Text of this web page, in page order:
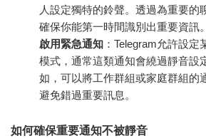
人設定獨特的鈴聲。透過為重要的
確保你能第一時間識別出重要資訊。
啟用緊急通知 ：Telegram允許設定
模式，通常這類通知會繞過靜音設
如，可以將工作群組或家庭群組的
避免錯過重要訊息。
如何確保重要通知不被靜音